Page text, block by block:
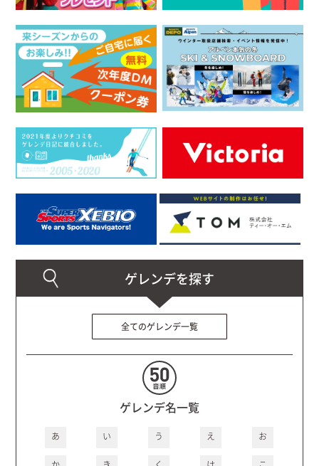
全てのゲレンデ一覧
ゲレンデ名一覧
あ い う え お